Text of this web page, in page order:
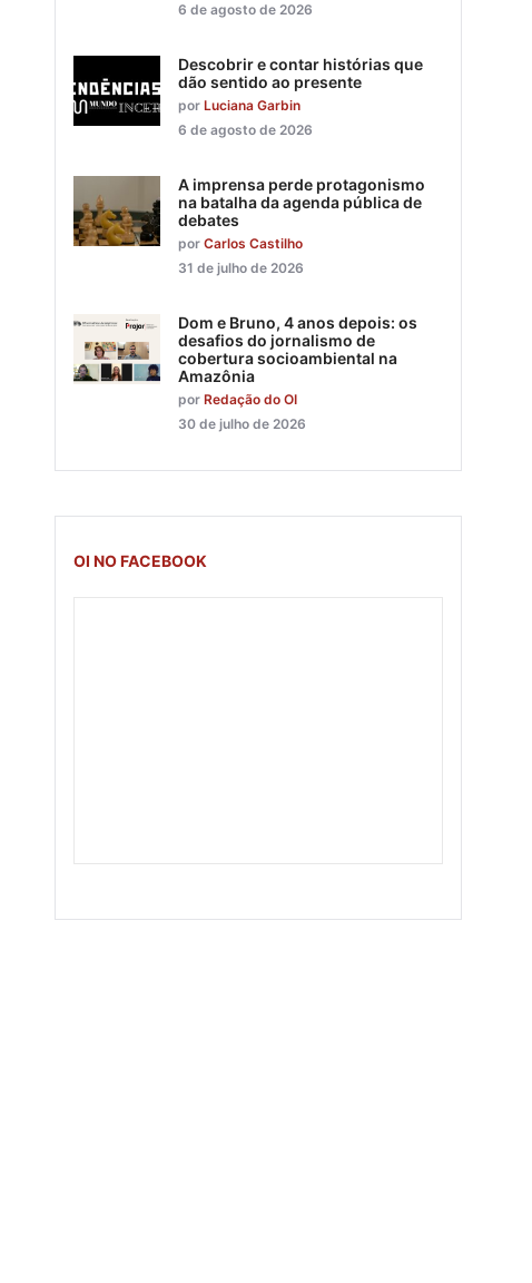
6 de agosto de 2026
Descobrir e contar histórias que
dão sentido ao presente
por Luciana Garbin
6 de agosto de 2026
A imprensa perde protagonismo
na batalha da agenda pública de
debates
por Carlos Castilho
31 de julho de 2026
Dom e Bruno, 4 anos depois: os
desafios do jornalismo de
cobertura socioambiental na
Amazônia
por Redação do OI
30 de julho de 2026
OI NO FACEBOOK